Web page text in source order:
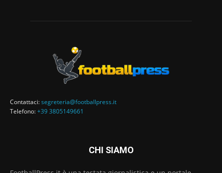
Contattaci:segreteria@footballpress.it
Telefono:+39 3805149661
CHI SIAMO